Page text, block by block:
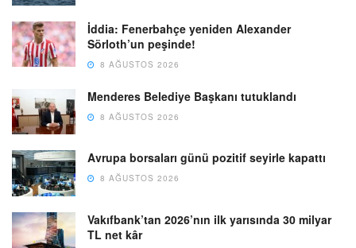
İddia: Fenerbahçe yeniden Alexander
Sörloth’un peşinde!
8 AĞUSTOS 2026
Menderes Belediye Başkanı tutuklandı
8 AĞUSTOS 2026
Avrupa borsaları günü pozitif seyirle kapattı
8 AĞUSTOS 2026
Vakıfbank’tan 2026’nın ilk yarısında 30 milyar
TL net kâr